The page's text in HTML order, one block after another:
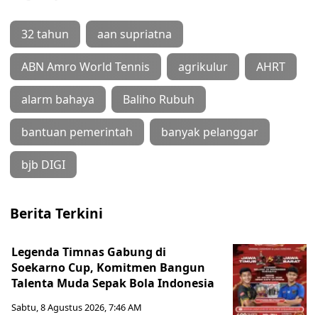
32 tahun aan supriatna
ABN Amro World Tennis agrikulur AHRT
alarm bahaya Baliho Rubuh
bantuan pemerintah banyak pelanggar
bjb DIGI
Berita Terkini
Legenda Timnas Gabung di
Soekarno Cup, Komitmen Bangun
Talenta Muda Sepak Bola Indonesia
Sabtu, 8 Agustus 2026, 7:46 AM